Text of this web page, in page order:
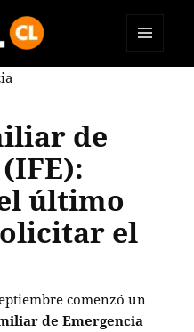
de
último
el
comenzó un
de Emergencia